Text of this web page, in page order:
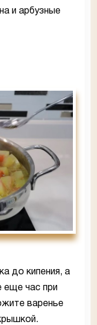
и арбузные
до кипения, а
еще час при
варенье